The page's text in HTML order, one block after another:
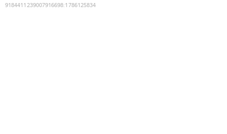
9184411239007916698:1786125834